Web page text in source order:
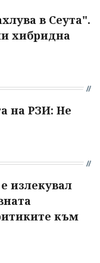
в Сеута".
хибридна
на РЗИ: Не
излекувал
към